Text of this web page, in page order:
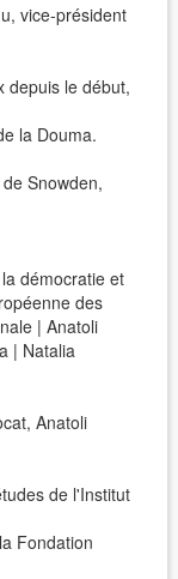
vice-président
depuis le début,
la Douma.
Snowden,
démocratie et
des
| Anatoli
| Natalia
Anatoli
de l'Institut
Fondation